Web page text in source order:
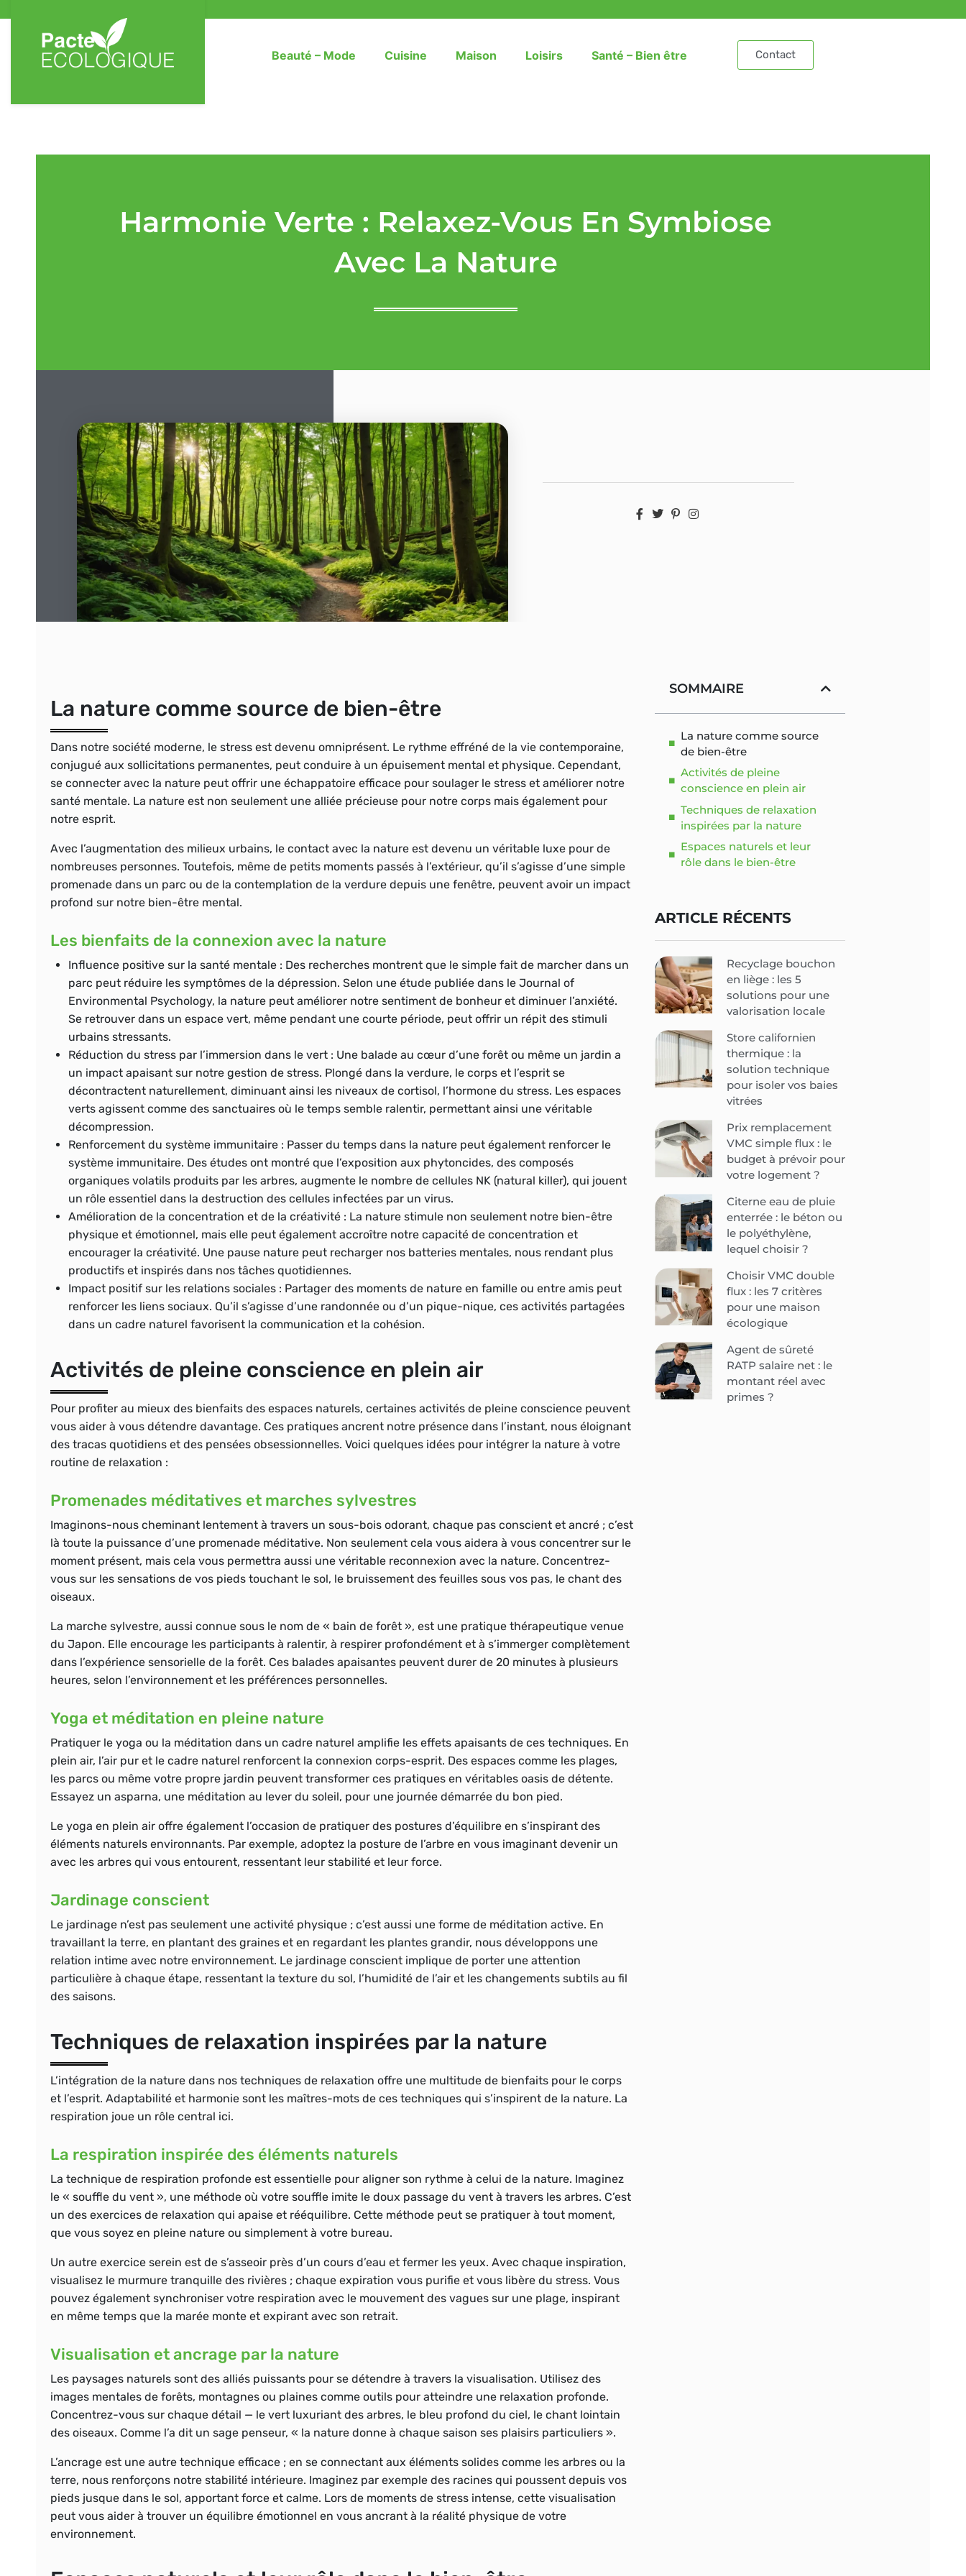
Beauté – Mode Cuisine Maison Loisirs Santé – Bien être Contact
Harmonie Verte : Relaxez-Vous En Symbiose
Avec La Nature
La nature comme source de bien-être
Dans notre société moderne, le stress est devenu omniprésent. Le rythme effréné de la vie contemporaine,
conjugué aux sollicitations permanentes, peut conduire à un épuisement mental et physique. Cependant,
se connecter avec la nature peut offrir une échappatoire efficace pour soulager le stress et améliorer notre
santé mentale. La nature est non seulement une alliée précieuse pour notre corps mais également pour
notre esprit.
Avec l’augmentation des milieux urbains, le contact avec la nature est devenu un véritable luxe pour de
nombreuses personnes. Toutefois, même de petits moments passés à l’extérieur, qu’il s’agisse d’une simple
promenade dans un parc ou de la contemplation de la verdure depuis une fenêtre, peuvent avoir un impact
profond sur notre bien-être mental.
Les bienfaits de la connexion avec la nature
Influence positive sur la santé mentale : Des recherches montrent que le simple fait de marcher dans un
parc peut réduire les symptômes de la dépression. Selon une étude publiée dans le Journal of
Environmental Psychology, la nature peut améliorer notre sentiment de bonheur et diminuer l’anxiété.
Se retrouver dans un espace vert, même pendant une courte période, peut offrir un répit des stimuli
urbains stressants.
Réduction du stress par l’immersion dans le vert : Une balade au cœur d’une forêt ou même un jardin a
un impact apaisant sur notre gestion de stress. Plongé dans la verdure, le corps et l’esprit se
décontractent naturellement, diminuant ainsi les niveaux de cortisol, l’hormone du stress. Les espaces
verts agissent comme des sanctuaires où le temps semble ralentir, permettant ainsi une véritable
décompression.
Renforcement du système immunitaire : Passer du temps dans la nature peut également renforcer le
système immunitaire. Des études ont montré que l’exposition aux phytoncides, des composés
organiques volatils produits par les arbres, augmente le nombre de cellules NK (natural killer), qui jouent
un rôle essentiel dans la destruction des cellules infectées par un virus.
Amélioration de la concentration et de la créativité : La nature stimule non seulement notre bien-être
physique et émotionnel, mais elle peut également accroître notre capacité de concentration et
encourager la créativité. Une pause nature peut recharger nos batteries mentales, nous rendant plus
productifs et inspirés dans nos tâches quotidiennes.
Impact positif sur les relations sociales : Partager des moments de nature en famille ou entre amis peut
renforcer les liens sociaux. Qu’il s’agisse d’une randonnée ou d’un pique-nique, ces activités partagées
dans un cadre naturel favorisent la communication et la cohésion.
Activités de pleine conscience en plein air
Pour profiter au mieux des bienfaits des espaces naturels, certaines activités de pleine conscience peuvent
vous aider à vous détendre davantage. Ces pratiques ancrent notre présence dans l’instant, nous éloignant
des tracas quotidiens et des pensées obsessionnelles. Voici quelques idées pour intégrer la nature à votre
routine de relaxation :
Promenades méditatives et marches sylvestres
Imaginons-nous cheminant lentement à travers un sous-bois odorant, chaque pas conscient et ancré ; c’est
là toute la puissance d’une promenade méditative. Non seulement cela vous aidera à vous concentrer sur le
moment présent, mais cela vous permettra aussi une véritable reconnexion avec la nature. Concentrez-
vous sur les sensations de vos pieds touchant le sol, le bruissement des feuilles sous vos pas, le chant des
oiseaux.
La marche sylvestre, aussi connue sous le nom de « bain de forêt », est une pratique thérapeutique venue
du Japon. Elle encourage les participants à ralentir, à respirer profondément et à s’immerger complètement
dans l’expérience sensorielle de la forêt. Ces balades apaisantes peuvent durer de 20 minutes à plusieurs
heures, selon l’environnement et les préférences personnelles.
Yoga et méditation en pleine nature
Pratiquer le yoga ou la méditation dans un cadre naturel amplifie les effets apaisants de ces techniques. En
plein air, l’air pur et le cadre naturel renforcent la connexion corps-esprit. Des espaces comme les plages,
les parcs ou même votre propre jardin peuvent transformer ces pratiques en véritables oasis de détente.
Essayez un asparna, une méditation au lever du soleil, pour une journée démarrée du bon pied.
Le yoga en plein air offre également l’occasion de pratiquer des postures d’équilibre en s’inspirant des
éléments naturels environnants. Par exemple, adoptez la posture de l’arbre en vous imaginant devenir un
avec les arbres qui vous entourent, ressentant leur stabilité et leur force.
Jardinage conscient
Le jardinage n’est pas seulement une activité physique ; c’est aussi une forme de méditation active. En
travaillant la terre, en plantant des graines et en regardant les plantes grandir, nous développons une
relation intime avec notre environnement. Le jardinage conscient implique de porter une attention
particulière à chaque étape, ressentant la texture du sol, l’humidité de l’air et les changements subtils au fil
des saisons.
Techniques de relaxation inspirées par la nature
L’intégration de la nature dans nos techniques de relaxation offre une multitude de bienfaits pour le corps
et l’esprit. Adaptabilité et harmonie sont les maîtres-mots de ces techniques qui s’inspirent de la nature. La
respiration joue un rôle central ici.
La respiration inspirée des éléments naturels
La technique de respiration profonde est essentielle pour aligner son rythme à celui de la nature. Imaginez
le « souffle du vent », une méthode où votre souffle imite le doux passage du vent à travers les arbres. C’est
un des exercices de relaxation qui apaise et rééquilibre. Cette méthode peut se pratiquer à tout moment,
que vous soyez en pleine nature ou simplement à votre bureau.
Un autre exercice serein est de s’asseoir près d’un cours d’eau et fermer les yeux. Avec chaque inspiration,
visualisez le murmure tranquille des rivières ; chaque expiration vous purifie et vous libère du stress. Vous
pouvez également synchroniser votre respiration avec le mouvement des vagues sur une plage, inspirant
en même temps que la marée monte et expirant avec son retrait.
Visualisation et ancrage par la nature
Les paysages naturels sont des alliés puissants pour se détendre à travers la visualisation. Utilisez des
images mentales de forêts, montagnes ou plaines comme outils pour atteindre une relaxation profonde.
Concentrez-vous sur chaque détail — le vert luxuriant des arbres, le bleu profond du ciel, le chant lointain
des oiseaux. Comme l’a dit un sage penseur, « la nature donne à chaque saison ses plaisirs particuliers ».
L’ancrage est une autre technique efficace ; en se connectant aux éléments solides comme les arbres ou la
terre, nous renforçons notre stabilité intérieure. Imaginez par exemple des racines qui poussent depuis vos
pieds jusque dans le sol, apportant force et calme. Lors de moments de stress intense, cette visualisation
peut vous aider à trouver un équilibre émotionnel en vous ancrant à la réalité physique de votre
environnement.
SOMMAIRE
La nature comme source
de bien-être
Activités de pleine
conscience en plein air
Techniques de relaxation
inspirées par la nature
Espaces naturels et leur
rôle dans le bien-être
ARTICLE RÉCENTS
Recyclage bouchon
en liège : les 5
solutions pour une
valorisation locale
Store californien
thermique : la
solution technique
pour isoler vos baies
vitrées
Prix remplacement
VMC simple flux : le
budget à prévoir pour
votre logement ?
Citerne eau de pluie
enterrée : le béton ou
le polyéthylène,
lequel choisir ?
Choisir VMC double
flux : les 7 critères
pour une maison
écologique
Agent de sûreté
RATP salaire net : le
montant réel avec
primes ?